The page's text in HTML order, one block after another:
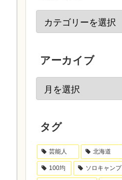
アーカイブ
タグ
芸能人 北海道
100均 ソロキャンプ